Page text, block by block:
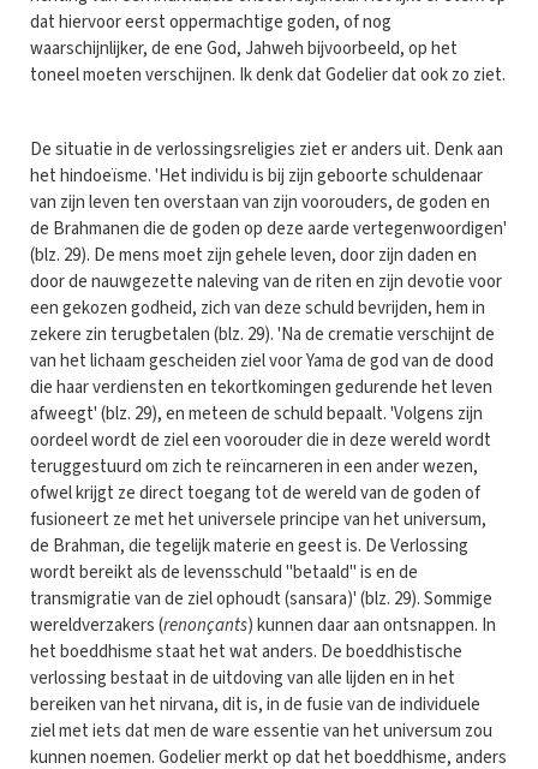
dat hiervoor eerst oppermachtige goden, of nog
waarschijnlijker, de ene God, Jahweh bijvoorbeeld, op het
toneel moeten verschijnen. Ik denk dat Godelier dat ook zo ziet.
De situatie in de verlossingsreligies ziet er anders uit. Denk aan
het hindoeïsme. 'Het individu is bij zijn geboorte schuldenaar
van zijn leven ten overstaan van zijn voorouders, de goden en
de Brahmanen die de goden op deze aarde verte­gen­woordigen'
(blz. 29). De mens moet zijn gehele leven, door zijn daden en
door de nauwgezette naleving van de riten en zijn devotie voor
een gekozen godheid, zich van deze schuld bevrijden, hem in
zekere zin terugbetalen (blz. 29). 'Na de crematie verschijnt de
van het lichaam gescheiden ziel voor Yama de god van de dood
die haar verdiensten en tekortkomingen gedurende het leven
afweegt' (blz. 29), en meteen de schuld bepaalt. 'Volgens zijn
oordeel wordt de ziel een voorouder die in deze wereld wordt
teruggestuurd om zich te reïncarneren in een ander wezen,
ofwel krijgt ze direct toegang tot de wereld van de goden of
fusioneert ze met het universele principe van het universum,
de Brahman, die tegelijk materie en geest is. De Verlossing
wordt bereikt als de levensschuld "betaald" is en de
transmigratie van de ziel ophoudt (sansara)' (blz. 29). Sommige
wereldverzakers (renonçants) kunnen daar aan ontsnappen. In
het boeddhisme staat het wat anders. De boeddhistische
verlossing bestaat in de uitdoving van alle lijden en in het
bereiken van het nirvana, dit is, in de fusie van de individuele
ziel met iets dat men de ware essentie van het universum zou
kunnen noemen. Godelier merkt op dat het boeddhisme, anders